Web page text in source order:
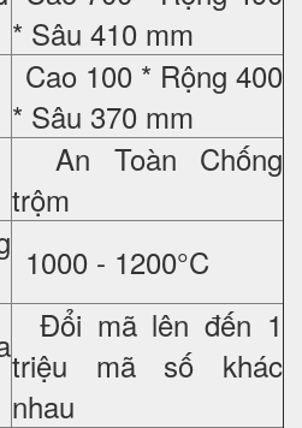
* Sâu 410 mm
Cao 100 * Rộng 400
* Sâu 370 mm
An Toàn Chống
trộm
1000 - 1200°C
Đổi mã lên đến 1
triệu mã số khác
nhau